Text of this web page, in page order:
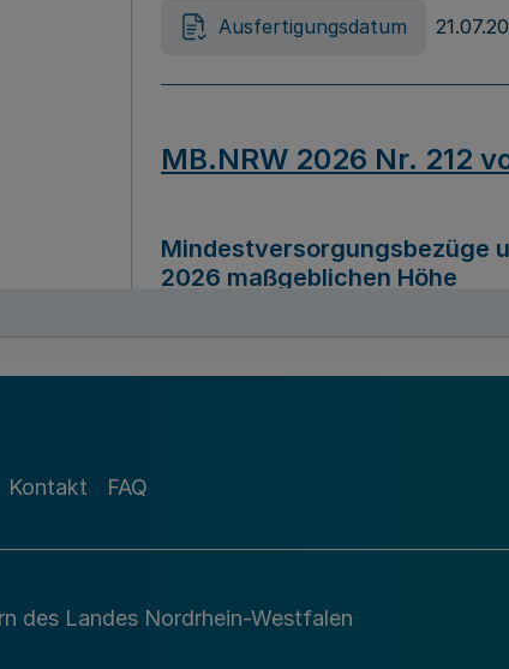
Ausfertigungsdatum
MB.NRW 2026 Nr. 212
Mindestversorgungsbezüge
2026 maßgeblichen Höhe
Richtlinie zur Durchführung
Kontakt FAQ
des Landes Nordrhein-Westfalen